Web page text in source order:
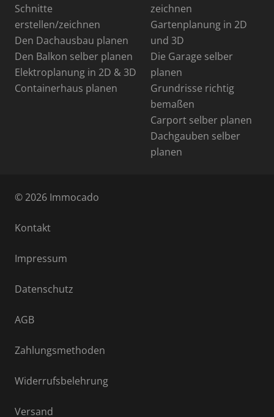
Schnitte
erstellen/zeichnen
Den Dachausbau planen
Den Balkon selber planen
Elektroplanung in 2D & 3D
Containerhaus planen
zeichnen
Gartenplanung in 2D
und 3D
Die Garage selber
planen
Grundrisse richtig
bemaßen
Carport selber planen
Dachgauben selber
planen
© 2026 Immocado
Kontakt
Impressum
Datenschutz
AGB
Zahlungsmethoden
Widerrufsbelehrung
Versand